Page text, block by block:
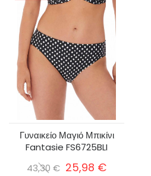
Γυναικείο Μαγιό Μπικίνι
Fantasie FS6725BLI
43,30 € 25,98 €